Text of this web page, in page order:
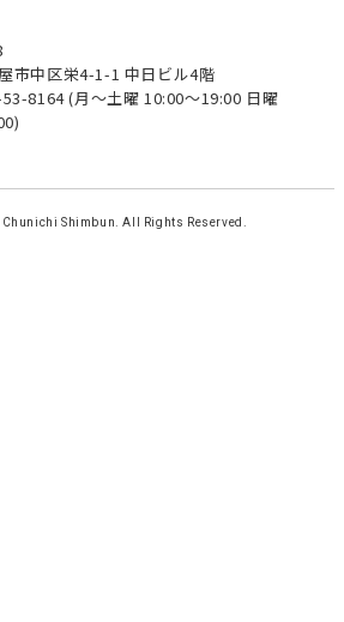
市中区栄4-1-1 中日ビル4階
53-8164(月～土曜 10:00～19:00 日曜
Shimbun. All Rights Reserved.